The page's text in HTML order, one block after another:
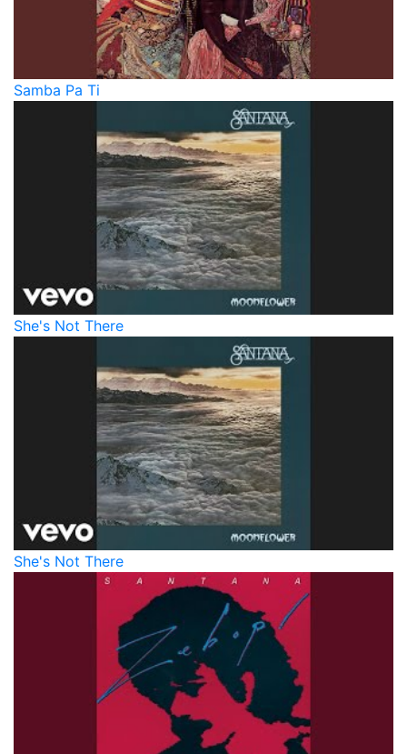
Samba Pa Ti
She's Not There
She's Not There